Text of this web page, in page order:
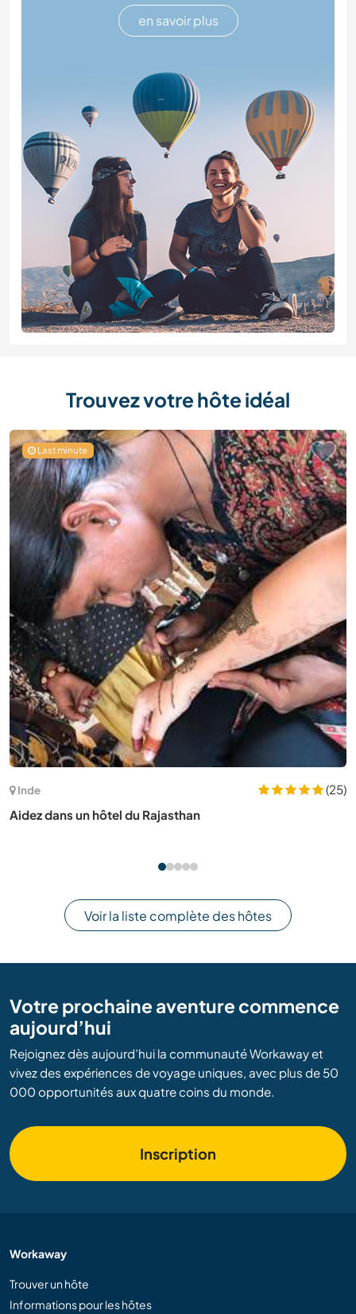
en savoir plus
Trouvez votre hôte idéal
Autriche
(1)
Nature, culture and much more, near Fürstenfeld, Austria
Voir la liste complète des hôtes
Votre prochaine aventure commence
aujourd’hui
Rejoignez dès aujourd’hui la communauté Workaway et
vivez des expériences de voyage uniques, avec plus de 50
000 opportunités aux quatre coins du monde.
Inscription
Workaway
Trouver un hôte
Informations pour les hôtes